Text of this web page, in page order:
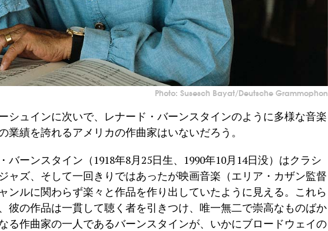
Photo: Susesch Bayat/Deutsche Grammophon
シュインに次いで、レナード・バーンスタインのように多様な音楽
業績を誇れるアメリカの作曲家はいないだろう。
バーンスタイン（1918年8月25日生、1990年10月14日没）はクラシ
ャズ、そして一回きりではあったが映画音楽（エリア・カザン監督
ンルに関わらず楽々と作品を作り出していたように見える。これら
彼の作品は一貫して聴く者を引きつけ、唯一無二で崇高なものばか
る作曲家の一人であるバーンスタインが、いかにブロードウェイの